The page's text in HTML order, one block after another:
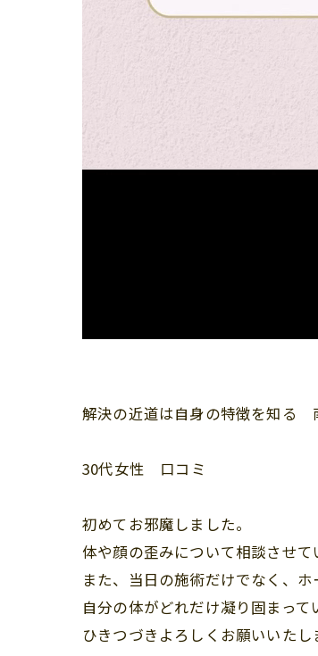
解決の近道は自身の特徴を知る
30代女性 口コミ
初めてお邪魔しました。
体や顔の歪みについて相談させ
また、当日の施術だけでなく、
自分の体がどれだけ凝り固まっ
ひきつづきよろしくお願いいたし